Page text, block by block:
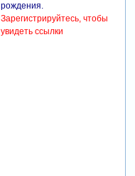
рождения.
Зарегистрируйтесь, чтобы
увидеть ссылки